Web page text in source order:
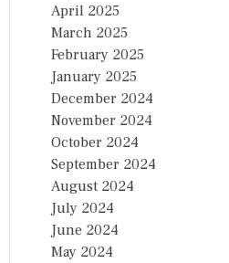
April 2025
March 2025
February 2025
January 2025
December 2024
November 2024
October 2024
September 2024
August 2024
July 2024
June 2024
May 2024